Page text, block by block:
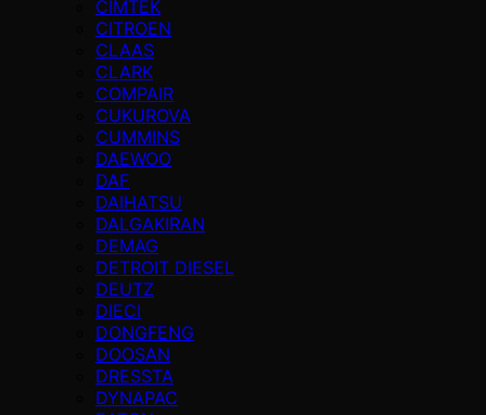
CIMTEK
CITROEN
CLAAS
CLARK
COMPAIR
CUKUROVA
CUMMINS
DAEWOO
DAF
DAIHATSU
DALGAKIRAN
DEMAG
DETROIT DIESEL
DEUTZ
DIECI
DONGFENG
DOOSAN
DRESSTA
DYNAPAC